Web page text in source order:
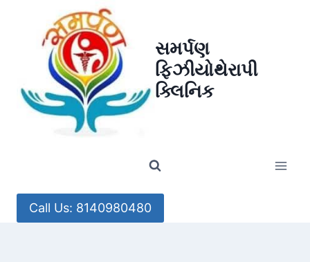
સમર્પણ
ફિઝીયોથેરાપી
ક્લિનિક
Call Us: 8140980480